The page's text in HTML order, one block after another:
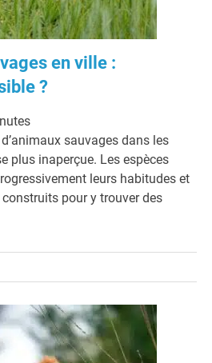
en ville :
?
sauvages dans les
plus inaperçue. Les espèces
leurs habitudes et
pour y trouver des